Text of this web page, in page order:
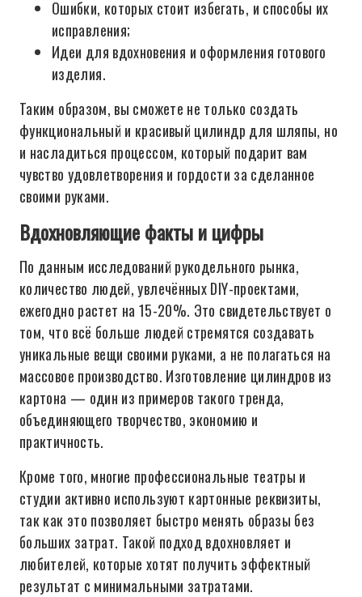
Ошибки, которых стоит избегать, и способы их
исправления;
Идеи для вдохновения и оформления готового
изделия.
Таким образом, вы сможете не только создать
функциональный и красивый цилиндр для шляпы, но
и насладиться процессом, который подарит вам
чувство удовлетворения и гордости за сделанное
своими руками.
Вдохновляющие факты и цифры
По данным исследований рукодельного рынка,
количество людей, увлечённых DIY-проектами,
ежегодно растет на 15-20%. Это свидетельствует о
том, что всё больше людей стремятся создавать
уникальные вещи своими руками, а не полагаться на
массовое производство. Изготовление цилиндров из
картона — один из примеров такого тренда,
объединяющего творчество, экономию и
практичность.
Кроме того, многие профессиональные театры и
студии активно используют картонные реквизиты,
так как это позволяет быстро менять образы без
больших затрат. Такой подход вдохновляет и
любителей, которые хотят получить эффектный
результат с минимальными затратами.